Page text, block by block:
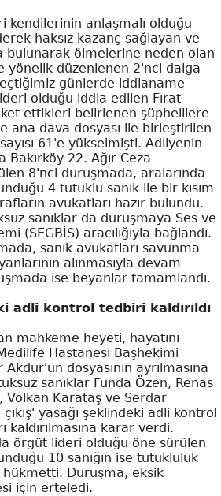
kendilerinin anlaşmalı olduğu
haksız kazanç sağlayan ve
bulunarak ölmelerine neden olan
yönelik düzenlenen 2'nci dalga
günlerde iddianame
olduğu iddia edilen Fırat
ettikleri belirlenen şüphelilere
ana dava dosyası ile birleştirilen
61'e yükselmişti. Adliyenin
22. Ağır Ceza
8'nci duruşmada, aralarında
4 tutuklu sanık ile bir kısım
avukatları hazır bulundu.
sanıklar da duruşmaya Ses ve
(SEGBİS) aracılığıyla bağlandı.
sanık avukatları savunma
alınmasıyla devam
ise beyanlar tamamlandı.
adli kontrol tedbiri kaldırıldı
mahkeme heyeti, hayatını
Hastanesi Başhekimi
dosyasının ayrılmasına
sanıklar Funda Özen, Renas
Volkan Karataş ve Serdar
çıkış' yasağı şeklindeki adli kontrol
kaldırılmasına karar verdi.
örgüt lideri olduğu öne sürülen
10 sanığın ise tutukluluk
hükmetti. Duruşma, eksik
için erteledi.